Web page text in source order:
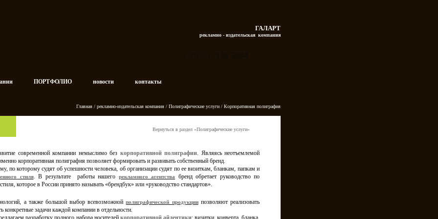
ГАЛАРТ
рекламно - издательская  компания
ПОРТФОЛИО новости контакты
Главная / рекламно-издательская компания / Полиграфические услуги / Корпоративная полиграфия
Вернуться в раздел «Полиграфические услуги»
современной компании немыслимо без корпоративной полиграфии. Являясь неотъемлемой
корпоративная полиграфия позволяет формировать и развивать собственный бренд.
по которому судят об успешности человека, об организации судят по ее визиткам, бланкам, папкам и
стиля. В результате работы нашего рекламного агентства
бренд обретает руководство по
которое в России принято называть «брендбук» или «руководство стандартов».
а также большой выбор всевозможнойполиграфической продукциипозволяют реализовать
задачи каждой компании в отдельности.
разработку полного набора носителей корпоративной айдентики: визитки, конверта, бланка,